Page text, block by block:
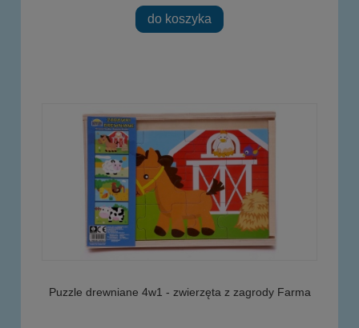
do koszyka
Puzzle drewniane 4w1 - zwierzęta z zagrody Farma